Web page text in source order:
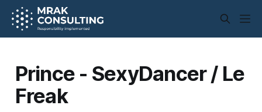
Prince - SexyDancer / Le
Freak